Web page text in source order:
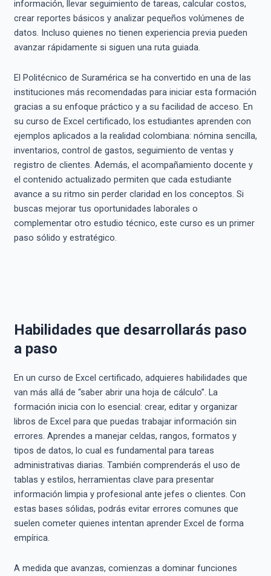
información, llevar seguimiento de tareas, calcular costos,
crear reportes básicos y analizar pequeños volúmenes de
datos. Incluso quienes no tienen experiencia previa pueden
avanzar rápidamente si siguen una ruta guiada.
El Politécnico de Suramérica se ha convertido en una de las
instituciones más recomendadas para iniciar esta formación
gracias a su enfoque práctico y a su facilidad de acceso. En
su curso de Excel certificado, los estudiantes aprenden con
ejemplos aplicados a la realidad colombiana: nómina sencilla,
inventarios, control de gastos, seguimiento de ventas y
registro de clientes. Además, el acompañamiento docente y
el contenido actualizado permiten que cada estudiante
avance a su ritmo sin perder claridad en los conceptos. Si
buscas mejorar tus oportunidades laborales o
complementar otro estudio técnico, este curso es un primer
paso sólido y estratégico.
Habilidades que desarrollarás paso
a paso
En un curso de Excel certificado, adquieres habilidades que
van más allá de “saber abrir una hoja de cálculo”. La
formación inicia con lo esencial: crear, editar y organizar
libros de Excel para que puedas trabajar información sin
errores. Aprendes a manejar celdas, rangos, formatos y
tipos de datos, lo cual es fundamental para tareas
administrativas diarias. También comprenderás el uso de
tablas y estilos, herramientas clave para presentar
información limpia y profesional ante jefes o clientes. Con
estas bases sólidas, podrás evitar errores comunes que
suelen cometer quienes intentan aprender Excel de forma
empírica.
A medida que avanzas, comienzas a dominar funciones